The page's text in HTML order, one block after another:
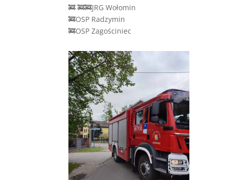
🚒 🚒🚒JRG Wołomin
🚒OSP Radzymin
🚒OSP Zagościniec